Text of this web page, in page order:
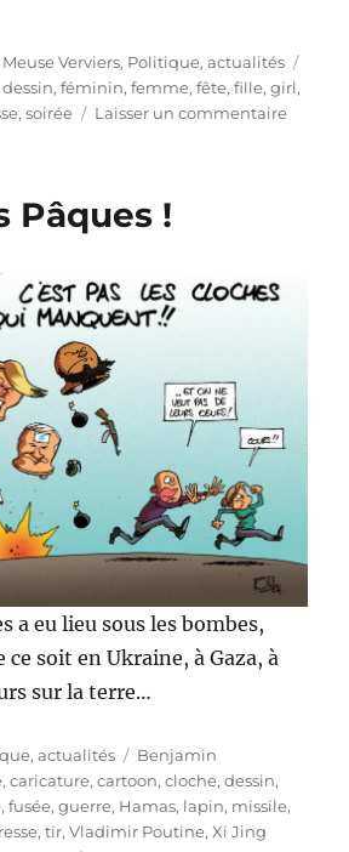
Meuse Verviers, Politique, actualités
dessin,féminin,femme,fête,fille,girl,
,soirée Laisser un commentairesur
Pâques !
a eu lieu sous les bombes,
ce soit en Ukraine, à Gaza, à
sur la terre…
actualités Étiquettes
Benjamin
,caricature,cartoon,cloche,dessin,
,fusée,guerre, Hamas, lapin, missile,
,tir,Vladimir Poutine,Xi Jing